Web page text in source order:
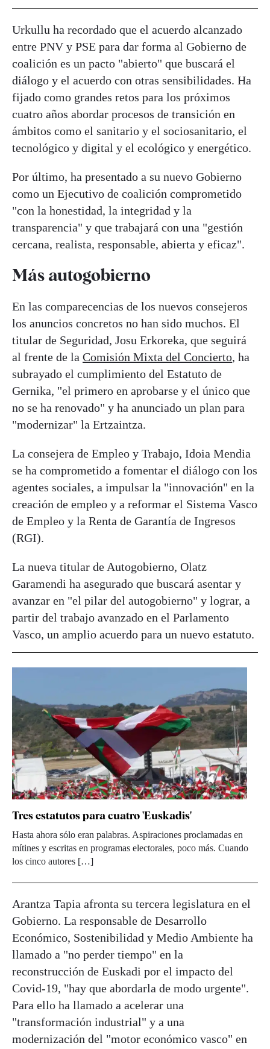
Urkullu ha recordado que el acuerdo alcanzado
entre PNV y PSE para dar forma al Gobierno de
coalición es un pacto "abierto" que buscará el
diálogo y el acuerdo con otras sensibilidades. Ha
fijado como grandes retos para los próximos
cuatro años abordar procesos de transición en
ámbitos como el sanitario y el sociosanitario, el
tecnológico y digital y el ecológico y energético.
Por último, ha presentado a su nuevo Gobierno
como un Ejecutivo de coalición comprometido
"con la honestidad, la integridad y la
transparencia" y que trabajará con una "gestión
cercana, realista, responsable, abierta y eficaz".
Más autogobierno
En las comparecencias de los nuevos consejeros
los anuncios concretos no han sido muchos. El
titular de Seguridad, Josu Erkoreka, que seguirá
al frente de la Comisión Mixta del Concierto, ha
subrayado el cumplimiento del Estatuto de
Gernika, "el primero en aprobarse y el único que
no se ha renovado" y ha anunciado un plan para
"modernizar" la Ertzaintza.
La consejera de Empleo y Trabajo, Idoia Mendia
se ha comprometido a fomentar el diálogo con los
agentes sociales, a impulsar la "innovación" en la
creación de empleo y a reformar el Sistema Vasco
de Empleo y la Renta de Garantía de Ingresos
(RGI).
La nueva titular de Autogobierno, Olatz
Garamendi ha asegurado que buscará asentar y
avanzar en "el pilar del autogobierno" y lograr, a
partir del trabajo avanzado en el Parlamento
Vasco, un amplio acuerdo para un nuevo estatuto.
Tres estatutos para cuatro 'Euskadis'
Hasta ahora sólo eran palabras. Aspiraciones proclamadas en
mítines y escritas en programas electorales, poco más. Cuando
los cinco autores […]
Arantza Tapia afronta su tercera legislatura en el
Gobierno. La responsable de Desarrollo
Económico, Sostenibilidad y Medio Ambiente ha
llamado a "no perder tiempo" en la
reconstrucción de Euskadi por el impacto del
Covid-19, "hay que abordarla de modo urgente".
Para ello ha llamado a acelerar una
"transformación industrial" y a una
modernización del "motor económico vasco" en